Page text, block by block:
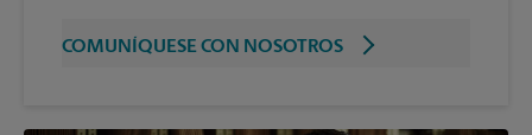
COMUNÍQUESE CON NOSOTROS